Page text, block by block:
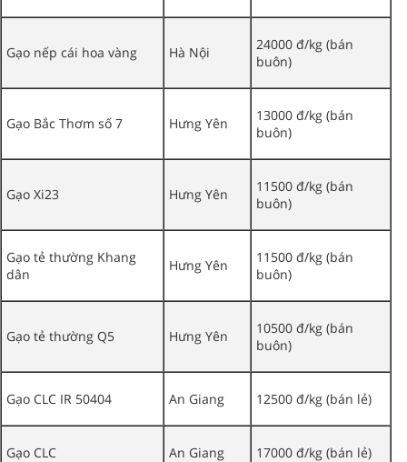
Gạo nếp cái hoa vàng Hà Nội
24000 đ/kg (bán
buôn)
Gạo Bắc Thơm số 7 Hưng Yên
13000 đ/kg (bán
buôn)
Gạo Xi23 Hưng Yên
11500 đ/kg (bán
buôn)
Gạo tẻ thường Khang
dân
Hưng Yên
11500 đ/kg (bán
buôn)
Gạo tẻ thường Q5 Hưng Yên
10500 đ/kg (bán
buôn)
Gạo CLC IR 50404 An Giang 12500 đ/kg (bán lẻ)
Gạo CLC An Giang 17000 đ/kg (bán lẻ)